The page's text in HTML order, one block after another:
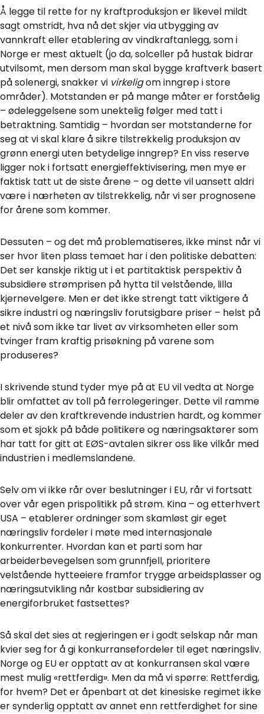
Å legge til rette for ny kraftproduksjon er likevel mildt
sagt omstridt, hva nå det skjer via utbygging av
vannkraft eller etablering av vindkraftanlegg, som i
Norge er mest aktuelt (jo da, solceller på hustak bidrar
utvilsomt, men dersom man skal bygge kraftverk basert
på solenergi, snakker vi virkeligom inngrep i store
områder). Motstanden er på mange måter er forståelig
– ødeleggelsene som unektelig følger med tatt i
betraktning. Samtidig – hvordan ser motstanderne for
seg at vi skal klare å sikre tilstrekkelig produksjon av
grønn energi uten betydelige inngrep? En viss reserve
ligger nok i fortsatt energieffektivisering, men mye er
faktisk tatt ut de siste årene – og dette vil uansett aldri
være i nærheten av tilstrekkelig, når vi ser prognosene
for årene som kommer.
Dessuten – og det må problematiseres, ikke minst når vi
ser hvor liten plass temaet har i den politiske debatten:
Det ser kanskje riktig ut i et partitaktisk perspektiv å
subsidiere strømprisen på hytta til velstående, lilla
kjernevelgere. Men er det ikke strengt tatt viktigere å
sikre industri og næringsliv forutsigbare priser – helst på
et nivå som ikke tar livet av virksomheten eller som
tvinger fram kraftig prisøkning på varene som
produseres?
I skrivende stund tyder mye på at EU vil vedta at Norge
blir omfattet av toll på ferrolegeringer. Dette vil ramme
deler av den kraftkrevende industrien hardt, og kommer
som et sjokk på både politikere og næringsaktører som
har tatt for gitt at EØS-avtalen sikrer oss like vilkår med
industrien i medlemslandene.
Selv om vi ikke rår over beslutninger i EU, rår vi fortsatt
over vår egen prispolitikk på strøm. Kina – og etterhvert
USA – etablerer ordninger som skamløst gir eget
næringsliv fordeler i møte med internasjonale
konkurrenter. Hvordan kan et parti som har
arbeiderbevegelsen som grunnfjell, prioritere
velstående hytteeiere framfor trygge arbeidsplasser og
næringsutvikling når kostbar subsidiering av
energiforbruket fastsettes?
Så skal det sies at regjeringen er i godt selskap når man
kvier seg for å gi konkurransefordeler til eget næringsliv.
Norge og EU er opptatt av at konkurransen skal være
mest mulig «rettferdig». Men da må vi spørre: Rettferdig,
for hvem? Det er åpenbart at det kinesiske regimet ikke
er synderlig opptatt av annet enn rettferdighet for sine